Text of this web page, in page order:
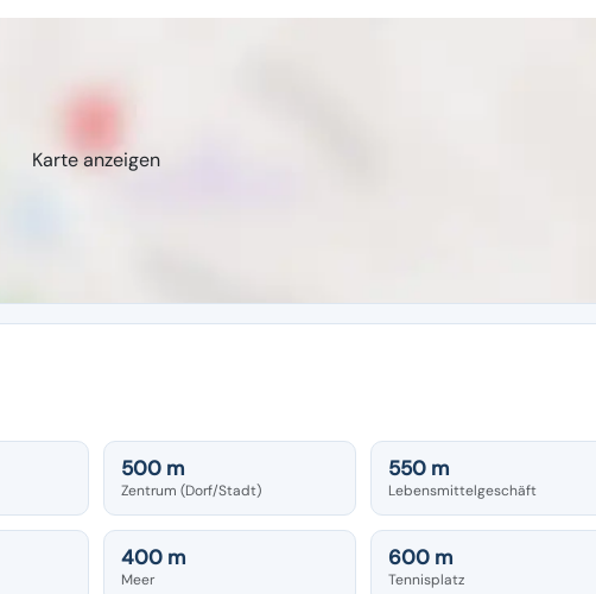
Karte anzeigen
500 m
Zentrum (Dorf/Stadt)
550 m
Lebensmittelgeschäft
400 m
Meer
600 m
Tennisplatz